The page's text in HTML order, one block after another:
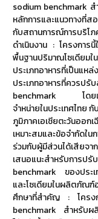
sodium benchmark ส
หลักการและแนวทางที่
กับสถานการณ์การบริโ
ดำเนินงาน : โครงการ
พื้นฐานปริมาณโซเดียม
ประเภทอาหารที่เป็นแ
ประเภทอาหารที่ควร
benchmark โดยเป
จำหน่ายในประเทศไทย
ภูมิภาคเอเชียตะวันออ
เหมาะสมและข้อจำกัด
ร่วมกับผู้มีส่วนได้เสียจ
เสนอแนะสำหรับการป
benchmark ของประเ
และโซเดียมในผลิตภัณ
ศึกษาที่สำคัญ : โครงก
benchmark สำหรับผ